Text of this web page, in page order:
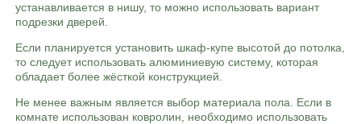
устанавливается в нишу, то можно использовать вариант
подрезки дверей.
Если планируется установить шкаф-купе высотой до потолка,
то следует использовать алюминиевую систему, которая
обладает более жёсткой конструкцией.
Не менее важным является выбор материала пола. Если в
комнате использован ковролин, необходимо использовать